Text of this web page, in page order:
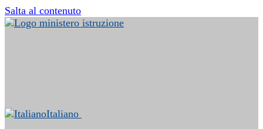
Salta al contenuto
Italiano